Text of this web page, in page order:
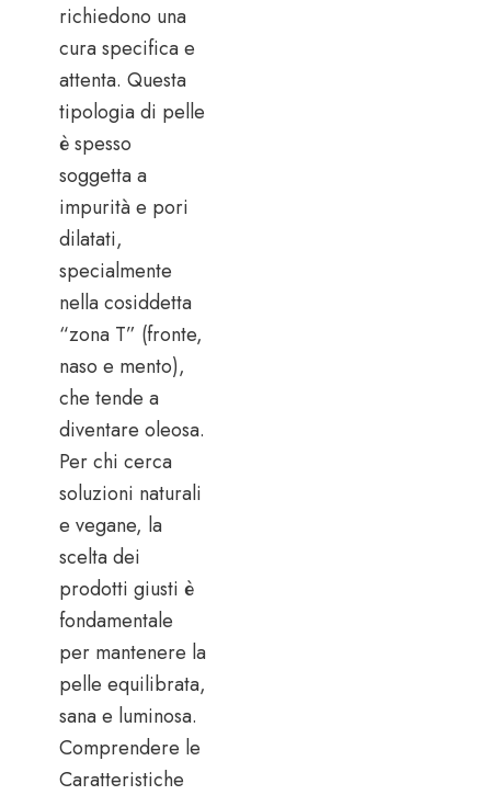
richiedono una
cura specifica e
attenta. Questa
tipologia di pelle
è spesso
soggetta a
impurità e pori
dilatati,
specialmente
nella cosiddetta
“zona T” (fronte,
naso e mento),
che tende a
diventare oleosa.
Per chi cerca
soluzioni naturali
e vegane, la
scelta dei
prodotti giusti è
fondamentale
per mantenere la
pelle equilibrata,
sana e luminosa.
Comprendere le
Caratteristiche